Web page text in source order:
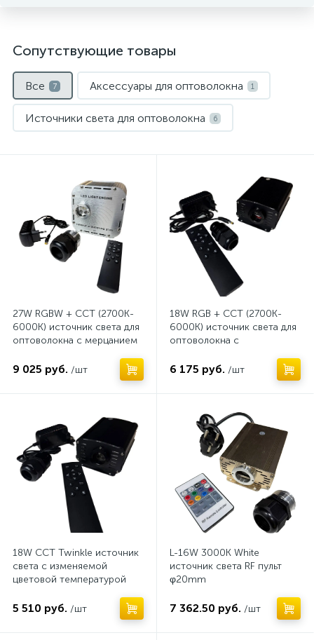
Сопутствующие товары
Все 7 Аксессуары для оптоволокна 1
Источники света для оптоволокна 6
27W RGBW + ССT (2700K-
6000K) источник света для
оптоволокна с мерцанием
9 025 руб. /шт
18W RGB + CCT (2700K-
6000K) источник света для
оптоволокна с
температурой (BT iLamp
6 175 руб. /шт
18W CCT Twinkle источник
света с изменяемой
цветовой температурой
+ RF)
5 510 руб. /шт
L-16W 3000K White
источник света RF пульт
φ20mm
7 362.50 руб. /шт